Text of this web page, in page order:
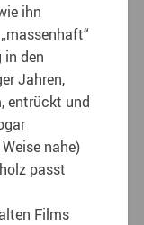
ihn
in den
Jahren,
entrückt und
nahe)
passt
Films